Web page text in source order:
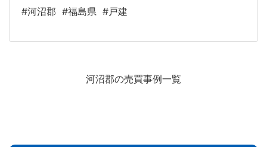
#河沼郡 #福島県 #戸建
河沼郡の売買事例一覧